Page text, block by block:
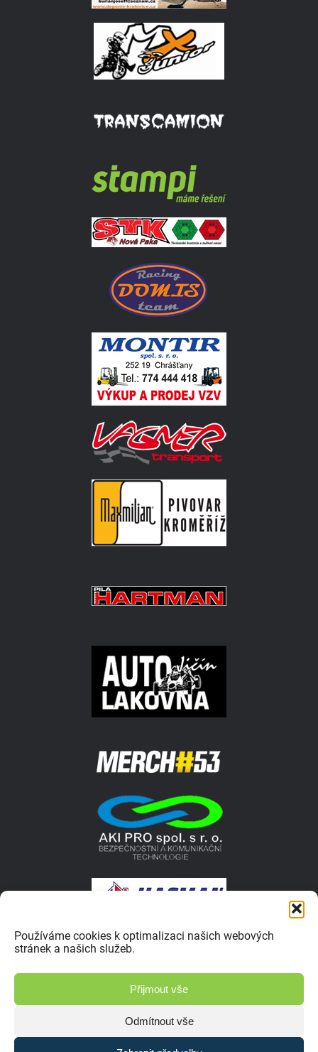
Používáme cookies k optimalizaci našich webových
stránek a našich služeb.
Přijmout vše
Odmítnout vše
© 2026 Autokrosar.cz ISSN 1805-1413 | Vyrobilo studio